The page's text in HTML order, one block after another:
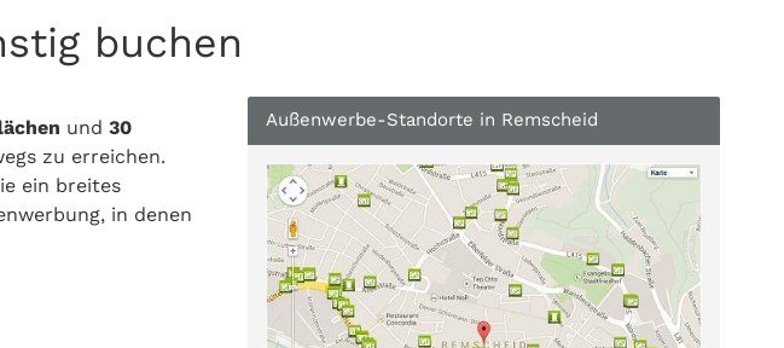
buchen
und 30
zu erreichen.
ein breites
in denen
Außenwerbe-Standorte in Remscheid